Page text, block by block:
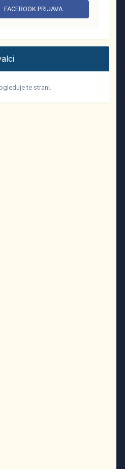
FACEBOOK PRIJAVA
te strani.